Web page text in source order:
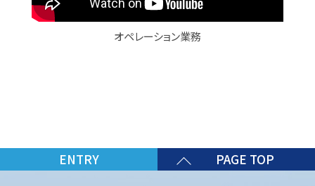
オペレーション業務
ENTRY PAGE TOP